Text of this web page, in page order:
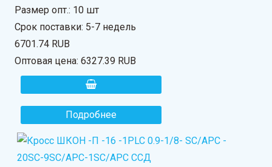
Размер опт.: 10 шт
Срок поставки: 5-7 недель
6701.74 RUB
Оптовая цена:6327.39 RUB
Подробнее